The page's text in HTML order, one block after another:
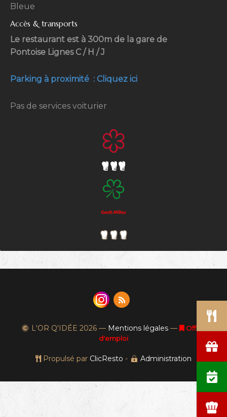
Bleue
Accès & transports
Le restaurant est à 300m de la gare de
Pontoise Lignes C / H / J
Parking à proximité : Cliquez ici
Pas de services voiturier
L'OR Q'IDÉE 2026 — Mentions légales —
Offres
d'emploi
Propulsé par ClicResto - Administration